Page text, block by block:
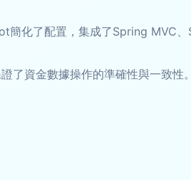
簡化了配置，集成了Spring MVC
了資金數據操作的準確性與一致性